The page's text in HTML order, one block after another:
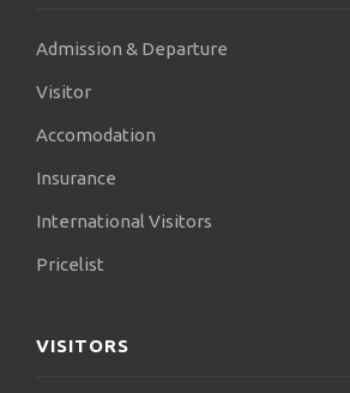
της Γερμανικής Nευροφυσιολογικής
(Deutsche Gesellschaft für klinische
ελέγχου (ταχύτητες αγωγής νεύρων)
Γερμανικής Νευροφυσιολογικής
Neurophysiologie, DGKN)
Επιστημονικά άρθρα του
Admission & Departure
Visitor
Accomodation
Insurance
International Visitors
Pricelist
VISITORS